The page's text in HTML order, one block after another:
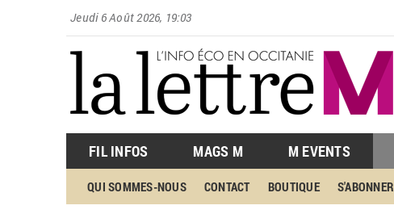
Jeudi 6 Août 2026, 19:03
FIL INFOS MAGS M M EVENTS
QUI SOMMES-NOUS CONTACT BOUTIQUE S'ABONNER